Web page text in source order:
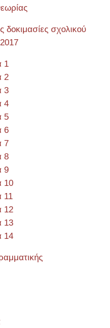
δοκιμασίες σχολικού
1
2
3
4
5
6
7
8
9
10
11
12
13
14